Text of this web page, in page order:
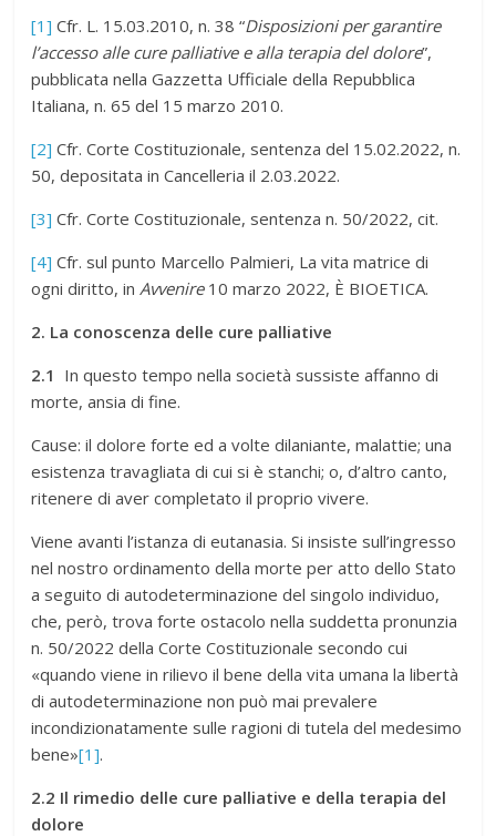
[1] Cfr. L. 15.03.2010, n. 38 “Disposizioni per garantire
l’accesso alle cure palliative e alla terapia del dolore”,
pubblicata nella Gazzetta Ufficiale della Repubblica
Italiana, n. 65 del 15 marzo 2010.
[2] Cfr. Corte Costituzionale, sentenza del 15.02.2022, n.
50, depositata in Cancelleria il 2.03.2022.
[3] Cfr. Corte Costituzionale, sentenza n. 50/2022, cit.
[4] Cfr. sul punto Marcello Palmieri, La vita matrice di
ogni diritto, inAvvenire10 marzo 2022, È BIOETICA.
2. La conoscenza delle cure palliative
2.1 In questo tempo nella società sussiste affanno di
morte, ansia di fine.
Cause: il dolore forte ed a volte dilaniante, malattie; una
esistenza travagliata di cui si è stanchi; o, d’altro canto,
ritenere di aver completato il proprio vivere.
Viene avanti l’istanza di eutanasia. Si insiste sull’ingresso
nel nostro ordinamento della morte per atto dello Stato
a seguito di autodeterminazione del singolo individuo,
che, però, trova forte ostacolo nella suddetta pronunzia
n. 50/2022 della Corte Costituzionale secondo cui
«quando viene in rilievo il bene della vita umana la libertà
di autodeterminazione non può mai prevalere
incondizionatamente sulle ragioni di tutela del medesimo
bene»[1].
2.2 Il rimedio delle cure palliative e della terapia del
dolore